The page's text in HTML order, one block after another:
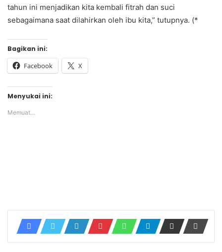
tahun ini menjadikan kita kembali fitrah dan suci
sebagaimana saat dilahirkan oleh ibu kita,” tutupnya. (*
Bagikan ini:
Facebook X
Menyukai ini:
Memuat...